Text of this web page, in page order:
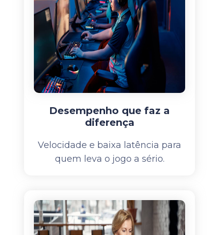
Desempenho que faz a
diferença
Velocidade e baixa latência para
quem leva o jogo a sério.